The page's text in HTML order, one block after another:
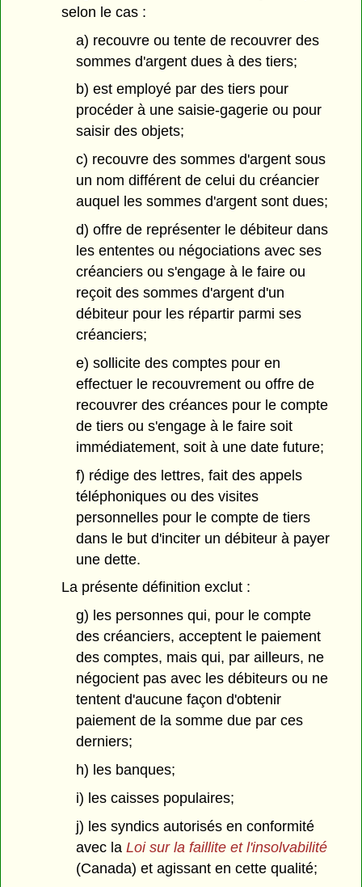
selon le cas :
a) recouvre ou tente de recouvrer des
sommes d'argent dues à des tiers;
b) est employé par des tiers pour
procéder à une saisie-gagerie ou pour
saisir des objets;
c) recouvre des sommes d'argent sous
un nom différent de celui du créancier
auquel les sommes d'argent sont dues;
d) offre de représenter le débiteur dans
les ententes ou négociations avec ses
créanciers ou s'engage à le faire ou
reçoit des sommes d'argent d'un
débiteur pour les répartir parmi ses
créanciers;
e) sollicite des comptes pour en
effectuer le recouvrement ou offre de
recouvrer des créances pour le compte
de tiers ou s'engage à le faire soit
immédiatement, soit à une date future;
f) rédige des lettres, fait des appels
téléphoniques ou des visites
personnelles pour le compte de tiers
dans le but d'inciter un débiteur à payer
une dette.
La présente définition exclut :
g) les personnes qui, pour le compte
des créanciers, acceptent le paiement
des comptes, mais qui, par ailleurs, ne
négocient pas avec les débiteurs ou ne
tentent d'aucune façon d'obtenir
paiement de la somme due par ces
derniers;
h) les banques;
i) les caisses populaires;
j) les syndics autorisés en conformité
avec la Loi sur la faillite et l'insolvabilité
(Canada) et agissant en cette qualité;